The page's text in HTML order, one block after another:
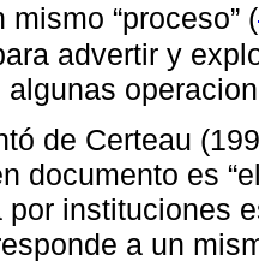
mismo “proceso” (
advertir y
algunas
de Certeau
documento es
por instituciones
a un